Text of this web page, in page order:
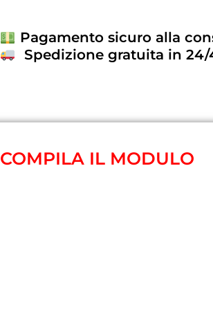
Pagamento sicuro alla
Spedizione gratuita in 24/
COMPILA IL MODULO